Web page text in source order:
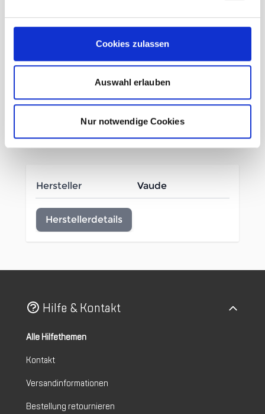
Cookies zulassen
Auswahl erlauben
Nur notwendige Cookies
2 Fronttaschen
Taschen regulierbar
Hauptstoff: 100% Polyester
(recycelt)
Mehr Informationen
Hersteller Vaude
Herstellerdetails
Hilfe & Kontakt
Alle Hilfethemen
Kontakt
Versandinformationen
Bestellung retournieren